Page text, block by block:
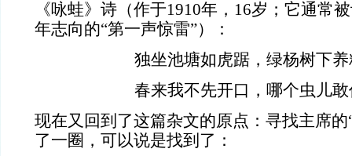
《咏蛙》诗（作于1910年， 16岁；它通常
年志向的“第一声惊雷”）：
独坐池塘如虎踞，绿杨树下
春来我不先开口，哪个虫儿
现在又回到了这篇杂文的原点：寻找主席的
了一圈，可以说是找到了：